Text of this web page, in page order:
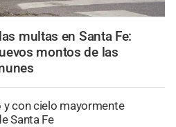
multas en Santa Fe:
montos de las
y con cielo mayormente
Santa Fe